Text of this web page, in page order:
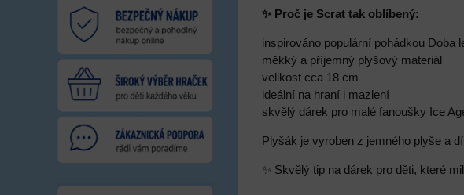
✨ Proč je Scrat tak oblíbený:
inspirováno populární pohádkou Doba
měkký a příjemný plyšový materiál
velikost cca 18 cm
ideální na hraní i mazlení
skvělý dárek pro malé fanoušky Ice
Plyšák je vyroben z jemného plyše a
✨ Skvělý tip na dárek pro děti, které